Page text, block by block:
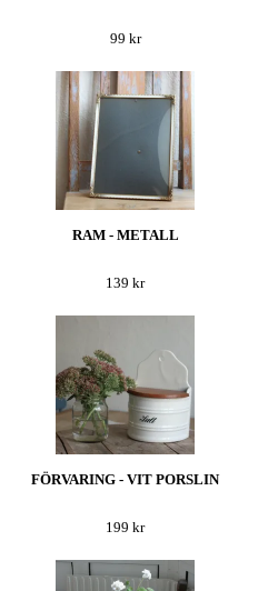
99 kr
RAM - METALL
139 kr
FÖRVARING - VIT PORSLIN
199 kr